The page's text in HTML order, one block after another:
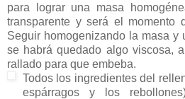
para lograr una masa
transparente y será el momento
Seguir homogenizando la masa y
se habrá quedado algo viscosa,
rallado para que embeba.
Todos los ingredientes del
espárragos y los